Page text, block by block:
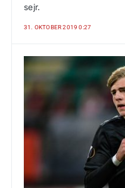
sejr.
31. OKTOBER 2019 0:27